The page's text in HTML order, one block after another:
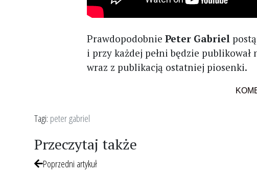
PrawdopodobniePeter Gabriel
i przy każdej pełni będzie
wraz z publikacją ostatniej piosenki.
Tagi: peter gabriel
Przeczytaj także
Poprzedni artykuł